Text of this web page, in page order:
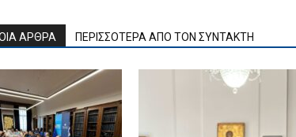
ΑΡΘΡΑ ΠΕΡΙΣΣΟΤΕΡΑ ΑΠΟ ΤΟΝ ΣΥΝΤΑΚΤΗ